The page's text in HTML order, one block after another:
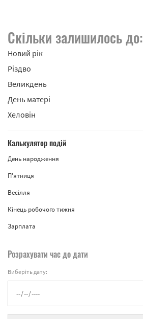
Скільки залишилось до:
Новий рік
Різдво
Великдень
День матері
Хеловін
Калькулятор подій
День народження
П'ятниця
Весілля
Кінець робочого тижня
Зарплата
Розрахувати час до дати
Виберіть дату: